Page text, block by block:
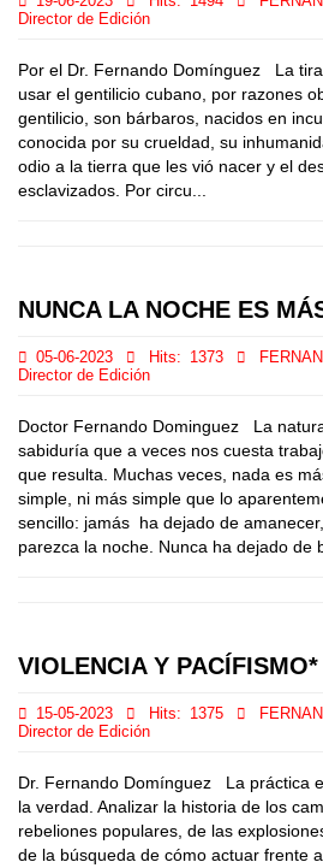
Director de Edición
Por el Dr. Fernando Domínguez La
usar el gentilicio cubano, por razones
gentilicio, son bárbaros, nacidos en
conocida por su crueldad, su
odio a la tierra que les vió nacer y el
esclavizados. Por circu...
NUNCA LA NOCHE ES
05-06-2023 Hits: 1373
Director de Edición
Doctor Fernando Dominguez La
sabiduría que a veces nos cuesta
que resulta. Muchas veces, nada es
simple, ni más simple que lo
sencillo: jamás ha dejado de
parezca la noche. Nunca ha dejado de
VIOLENCIA Y PACÍFISMO*
15-05-2023 Hits: 1375
Director de Edición
Dr. Fernando Domínguez La práctica
la verdad. Analizar la historia de los
rebeliones populares, de las
de la búsqueda de cómo actuar frente